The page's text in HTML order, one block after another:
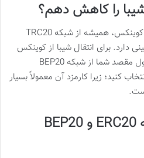
شیبا را کاهش دهم؟
برای کاهش کارمزد انتقال تتر به کوینکس، همیشه از شبکه TRC20
دارد. برای انتقال شیبا از کوینکس
به کیف پول شخصی، اگر کیف پول مقصد شما از شبکه BEP20
کنید؛ زیرا کارمزد آن معمولاً بسیار
تفاوت SHIB در شبکه ERC20 و BEP20